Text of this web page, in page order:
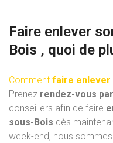
Faire enlever
Bois , quoi de
Comment faire enlever
Prenez rendez-vous
conseillers afin de faire
sous-Bois dès
week-end, nous